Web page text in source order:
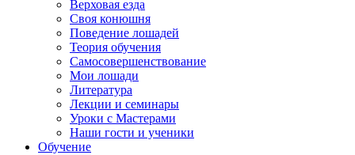
Верховая езда
Своя конюшня
Поведение лошадей
Теория обучения
Самосовершенствование
Мои лошади
Литература
Лекции и семинары
Уроки с Мастерами
Наши гости и ученики
Обучение